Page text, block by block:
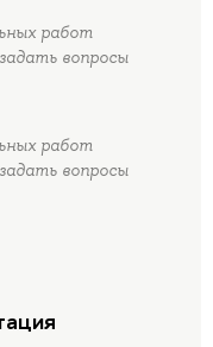
работ
вопросы
работ
вопросы